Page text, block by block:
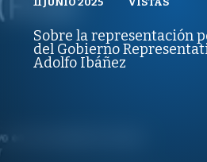
REPRODUCCIONES
VISTAS
Sobre la representación
del Gobierno
Adolfo Ibáñez
VISTAS